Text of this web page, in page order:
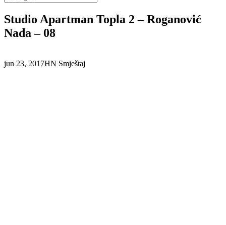
Studio Apartman Topla 2 – Roganović
Nađa – 08
jun 23, 2017HN Smještaj